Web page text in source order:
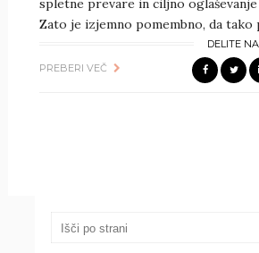
spletne prevare in ciljno
Zato je izjemno pomembno, da tako
PREBERI VEČ
DELITE